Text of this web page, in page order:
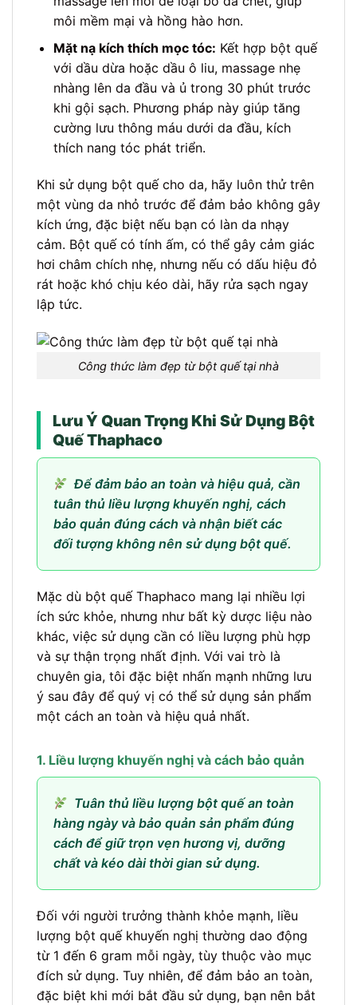
môi mềm mại và hồng hào hơn.
Mặt nạ kích thích mọc tóc: Kết hợp bột quế
với dầu dừa hoặc dầu ô liu, massage nhẹ
nhàng lên da đầu và ủ trong 30 phút trước
khi gội sạch. Phương pháp này giúp tăng
cường lưu thông máu dưới da đầu, kích
thích nang tóc phát triển.
Khi sử dụng bột quế cho da, hãy luôn thử trên
một vùng da nhỏ trước để đảm bảo không gây
kích ứng, đặc biệt nếu bạn có làn da nhạy
cảm. Bột quế có tính ấm, có thể gây cảm giác
hơi châm chích nhẹ, nhưng nếu có dấu hiệu đỏ
rát hoặc khó chịu kéo dài, hãy rửa sạch ngay
lập tức.
Công thức làm đẹp từ bột quế tại nhà
Lưu Ý Quan Trọng Khi Sử Dụng Bột
Quế Thaphaco
Để đảm bảo an toàn và hiệu quả, cần
tuân thủ liều lượng khuyến nghị, cách
bảo quản đúng cách và nhận biết các
đối tượng không nên sử dụng bột quế.
Mặc dù bột quế Thaphaco mang lại nhiều lợi
ích sức khỏe, nhưng như bất kỳ dược liệu nào
khác, việc sử dụng cần có liều lượng phù hợp
và sự thận trọng nhất định. Với vai trò là
chuyên gia, tôi đặc biệt nhấn mạnh những lưu
ý sau đây để quý vị có thể sử dụng sản phẩm
một cách an toàn và hiệu quả nhất.
1. Liều lượng khuyến nghị và cách bảo quản
Tuân thủ liều lượng bột quế an toàn
hàng ngày và bảo quản sản phẩm đúng
cách để giữ trọn vẹn hương vị, dưỡng
chất và kéo dài thời gian sử dụng.
Đối với người trưởng thành khỏe mạnh, liều
lượng bột quế khuyến nghị thường dao động
từ 1 đến 6 gram mỗi ngày, tùy thuộc vào mục
đích sử dụng. Tuy nhiên, để đảm bảo an toàn,
đặc biệt khi mới bắt đầu sử dụng, bạn nên bắt